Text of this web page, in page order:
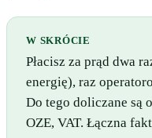
W SKRÓCIE
Płacisz za prąd dwa
energię), raz
Do tego doliczane są
OZE, VAT. Łączna